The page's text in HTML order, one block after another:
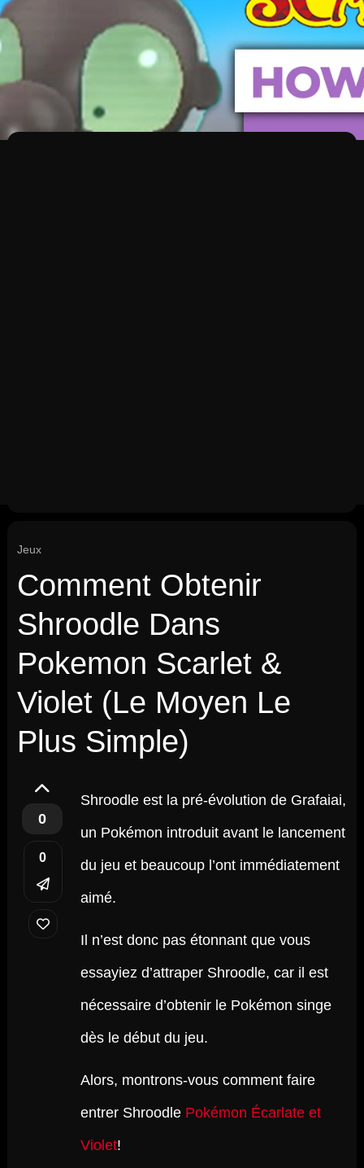
Jeux
Comment Obtenir
Shroodle Dans
Pokemon Scarlet &
Violet (Le Moyen Le
Plus Simple)
0
0
Shroodle est la pré-évolution de Grafaiai,
un Pokémon introduit avant le lancement
du jeu et beaucoup l’ont immédiatement
aimé.
Il n’est donc pas étonnant que vous
essayiez d’attraper Shroodle, car il est
nécessaire d’obtenir le Pokémon singe
dès le début du jeu.
Alors, montrons-vous comment faire
entrer Shroodle Pokémon Écarlate et
Violet!